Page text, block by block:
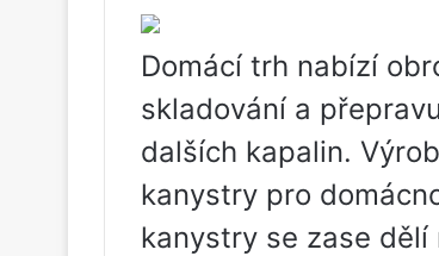
Domácí trh nabízí
skladování a
dalších kapalin.
kanystry pro
kanystry se zase